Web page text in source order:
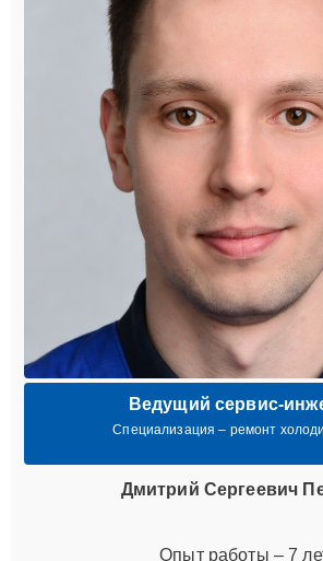
Ведущий сервис-
Специализация – ремонт
Дмитрий Сергеевич
Опыт работы – 7